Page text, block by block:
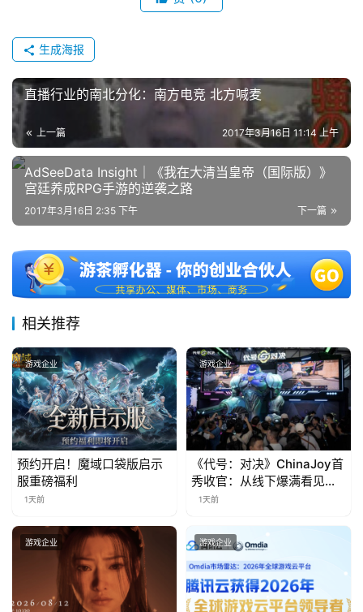
休
闲
游
戏
2
0
三
届
金
茶
7
月
3
0
日
生成海报
直播行业的南北分化：南方电竞 北方喊麦
上一篇 2017年3月16日 11:14 上午
AdSeeData Insight｜《我在大清当皇帝（国际版）》
宫廷养成RPG手游的逆袭之路
下一篇
2017年3月16日 2:35 下午
相关推荐
游戏企业
预约开启！魔域口袋版启示
服重磅福利
1天前
游戏企业
《代号：对决》ChinaJoy首
秀收官：从线下爆满看见玩
家的真实期待
1天前
游戏企业 游戏企业